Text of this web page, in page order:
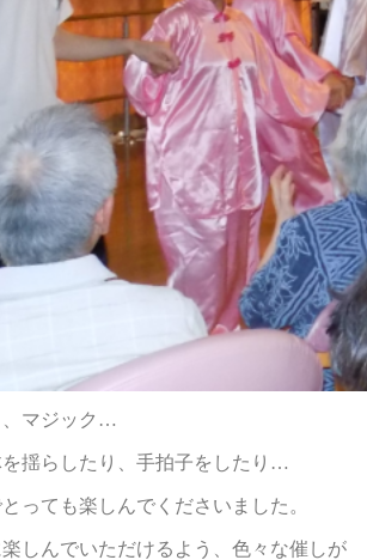
、マジック…
揺らしたり、手拍子をしたり…
っても楽しんでくださいました。
しんでいただけるよう、色々な催しが